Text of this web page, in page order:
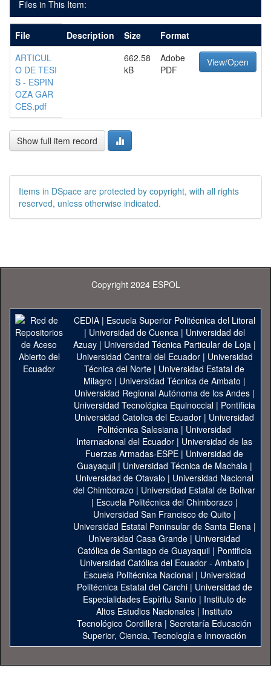
Files in This Item:
File Description Size
Format
ARTICUL
O DE TESI
S - ESPIN
OZA GAR
CES.pdf
662.58
kB
Adobe
PDF
View/Open
Show full item record
Items in DSpace are protected by copyright, with all rights
reserved, unless otherwise indicated.
Copyright 2024 ESPOL
CEDIA| Escuela Superior Politécnica del Litoral
| Universidad de Cuenca| Universidad del
Azuay| Universidad Técnica Particular de Loja|
Universidad Central del Ecuador| Universidad
Técnica del Norte | Universidad Estatal de
Milagro | Universidad Técnica de Ambato |
Universidad Regional Autónoma de los Andes|
Universidad Tecnológica Equinoccial| Pontificia
Universidad Catolica del Ecuador | Universidad
Politécnica Salesiana | Universidad
Internacional del Ecuador | Universidad de las
Fuerzas Armadas-ESPE | Universidad de
Guayaquil| Universidad Técnica de Machala|
Universidad de Otavalo | Universidad Nacional
del Chimborazo | Universidad Estatal de Bolivar
| Escuela Politécnica del Chimborazo |
Universidad San Francisco de Quito |
Universidad Estatal Peninsular de Santa Elena|
Universidad Casa Grande | Universidad
Católica de Santiago de Guayaquil| Pontificia
Universidad Católica del Ecuador - Ambato |
Escuela Politécnica Nacional| Universidad
Politécnica Estatal del Carchi| Universidad de
Especialidades Espíritu Santo | Instituto de
Altos Estudios Nacionales | Instituto
Tecnológico Cordillera | Secretaría Educación
Superior, Ciencia, Tecnología e Innovación